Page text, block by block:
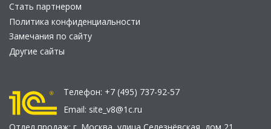
Стать партнером
Политика конфиденциальности
Замечания по сайту
Другие сайты
Телефон: +7 (495) 737-92-57
Email: site_v8@1c.ru